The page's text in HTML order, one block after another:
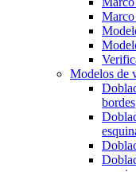
Marco
Modelos de
bordes